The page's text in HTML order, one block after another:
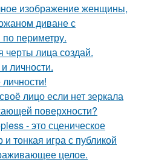
изображение женщины,
диване с
периметру.
лица создай.
личности.
лицо если нет зеркала
поверхности?
- это сценическое
и тонкая игра с публикой
целое.